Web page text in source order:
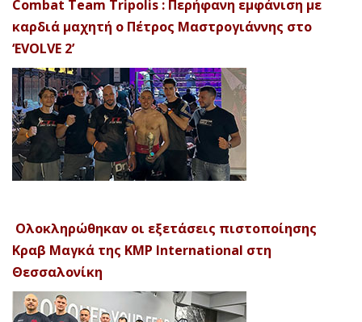
Combat Team Tripolis : Περήφανη εμφάνιση με
καρδιά μαχητή ο Πέτρος Μαστρογιάννης στο
‘EVOLVE 2’
Ολοκληρώθηκαν οι εξετάσεις πιστοποίησης
Κραβ Μαγκά της KMP International στη
Θεσσαλονίκη